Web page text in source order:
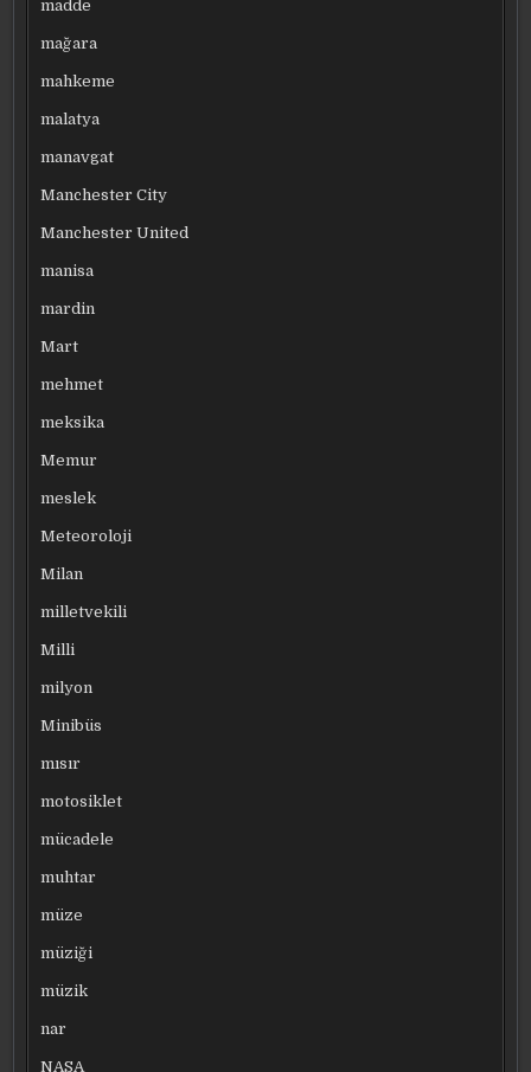
madde
mağara
mahkeme
malatya
manavgat
Manchester City
Manchester United
manisa
mardin
Mart
mehmet
meksika
Memur
meslek
Meteoroloji
Milan
milletvekili
Milli
milyon
Minibüs
mısır
motosiklet
mücadele
muhtar
müze
müziği
müzik
nar
NASA